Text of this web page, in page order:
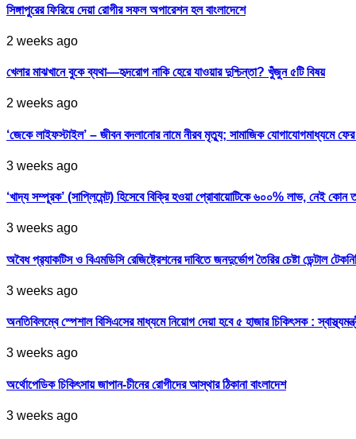
সিঙ্গাপুরের ফিরিয়ে দেয়া রোগীর সফল অপারেশন হল বাংলাদেশে
2 weeks ago
খেলার মাঝখানে বুকে ব্যথা—হৃদরোগ নাকি হেরে যাওয়ার দুশ্চিন্তা? খুঁজুন ৫টি বিষয়
2 weeks ago
‘জেকে লাইফস্টাইল’ – জীবন বদলানোর নামে নীরব মৃত্যু; সামাজিক যোগাযোগমাধ্যমে
3 weeks ago
‘খাদ্য সম্পূরক’ (সাপ্লিমেন্ট) হিসেবে বিক্রি হওয়া প্রোবায়োটিকে ৬০০% লাভ, নেই কোন
3 weeks ago
অবৈধ প্র‍্যাকটিস ও বিএমডিসি রেজিষ্ট্রেশনের দাবিতে জনদুর্ভোগ তৈরির চেষ্টা ডেন্টাল
3 weeks ago
অনতিবিলম্বে স্পেশাল বিসিএসের মাধ্যমে নিয়োগ দেয়া হবে ৫ হাজার চিকিৎসক :
3 weeks ago
অর্থোপেডিক চিকিৎসায় জাপান-চীনের রোগীদের আস্থার ঠিকানা বাংলাদেশ
3 weeks ago